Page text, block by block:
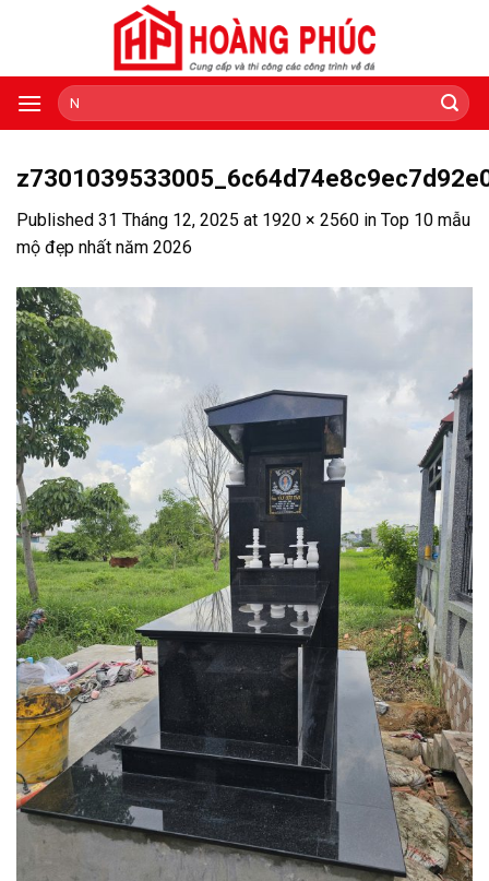
Tìm
kiếm:
Published 31 Tháng 12, 2025 at 1920 × 2560 in Top 10 mẫu
mộ đẹp nhất năm 2026